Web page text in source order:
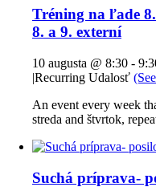
Tréning na ľade
8. a 9. externí
10 augusta @ 8:30 -
|Recurring Udalosť
An event every week
streda and štvrtok,
Suchá príprava-